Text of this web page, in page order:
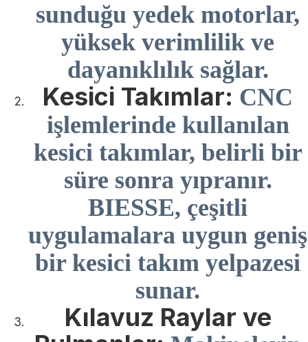
sunduğu yedek motorlar,
yüksek verimlilik ve
dayanıklılık sağlar.
Kesici Takımlar: CNC
işlemlerinde kullanılan
kesici takımlar, belirli bir
süre sonra yıpranır.
BIESSE, çeşitli
uygulamalara uygun geniş
bir kesici takım yelpazesi
sunar.
Kılavuz Raylar ve